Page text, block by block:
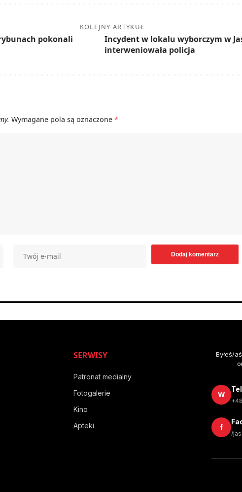
pokonali
KOLEJNY ARTYKUŁ
Incydent w lokalu wyborczym w
interweniowała policja
Wymagane pola są oznaczone *
SERWISY
Patronat medialny
Fotogalerie
Kino
Apteki
Byłeś/
W
f
/